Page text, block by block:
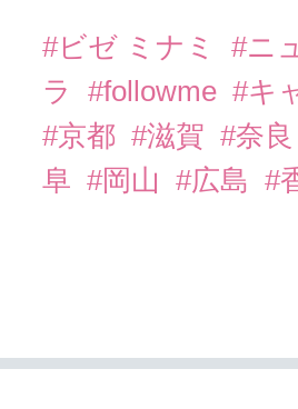
#ビゼ ミナミ #ニ
ラ
#followme #キ
#京都 #滋賀 #奈良
阜 #岡山 #広島 #